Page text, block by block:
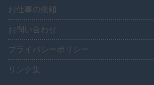
お仕事の依頼
お問い合わせ
プライバシーポリシー
リンク集